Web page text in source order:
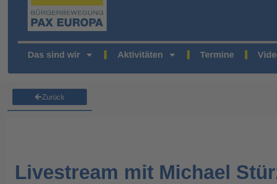
Das sind wir Aktivitäten Termine
Zurück
Livestream mit Michael